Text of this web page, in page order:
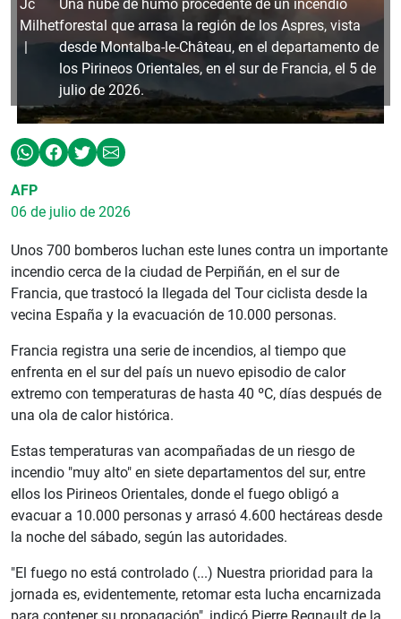
Una nube de humo procedente de un incendio
forestal que arrasa la región de los Aspres, vista
desde Montalba-le-Château, en el departamento de
los Pirineos Orientales, en el sur de Francia, el 5 de
julio de 2026.
Jc
Milhet
AFP
06 de julio de 2026
Unos 700 bomberos luchan este lunes contra un importante
incendio cerca de la ciudad de Perpiñán, en el sur de
Francia, que trastocó la llegada del Tour ciclista desde la
vecina España y la evacuación de 10.000 personas.
Francia registra una serie de incendios, al tiempo que
enfrenta en el sur del país un nuevo episodio de calor
extremo con temperaturas de hasta 40 ºC, días después de
una ola de calor histórica.
Estas temperaturas van acompañadas de un riesgo de
incendio "muy alto" en siete departamentos del sur, entre
ellos los Pirineos Orientales, donde el fuego obligó a
evacuar a 10.000 personas y arrasó 4.600 hectáreas desde
la noche del sábado, según las autoridades.
"El fuego no está controlado (...) Nuestra prioridad para la
jornada es, evidentemente, retomar esta lucha encarnizada